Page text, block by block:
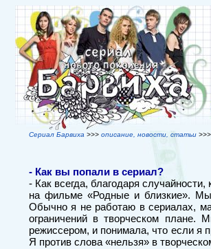
Сериал Барвиха >>> описание, новости, статьи>>>
- Как вы попали в сериал?
- Как всегда, благодаря
на фильме «Родные и близкие».
Обычно я не работаю в сериалах,
ограничений в творческом
режиссером, и понимала, что если я
Я против слова «нельзя» в